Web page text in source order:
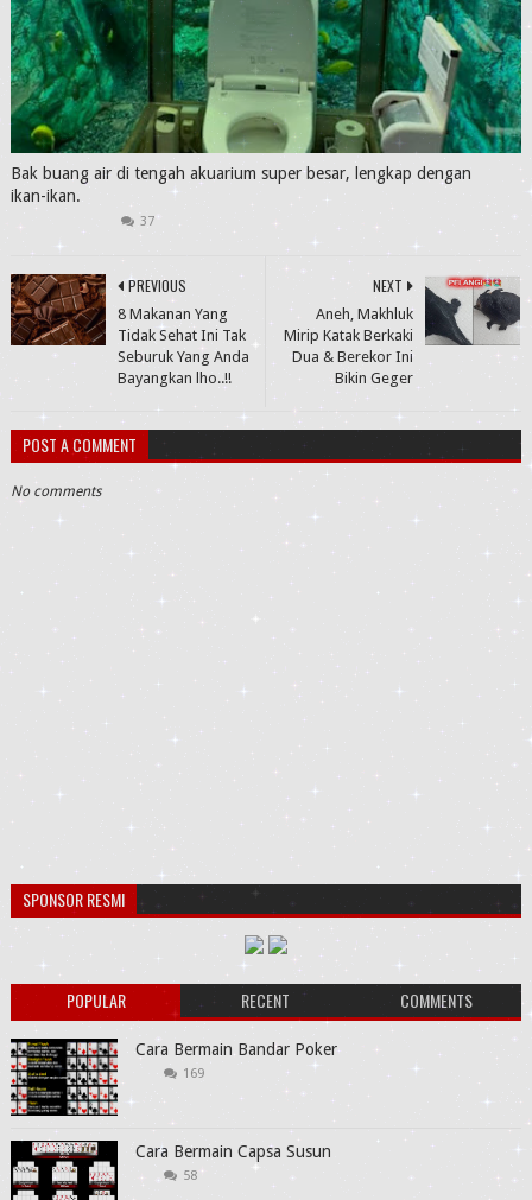
Bak buang air di tengah akuarium super besar, lengkap dengan
ikan-ikan.
37
NEXT
Aneh, Makhluk
Mirip Katak Berkaki
Dua & Berekor Ini
Bikin Geger
PREVIOUS
8 Makanan Yang
Tidak Sehat Ini Tak
Seburuk Yang Anda
Bayangkan lho..!!
POST A COMMENT
No comments
SPONSOR RESMI
POPULAR RECENT COMMENTS
Cara Bermain Bandar Poker
169
Cara Bermain Capsa Susun
58